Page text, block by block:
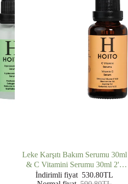
Leke Karşıtı Bakım Serumu 30ml
& C Vitamini Serumu 30ml 2'li
Set
İndirimli fiyat 530.80TL